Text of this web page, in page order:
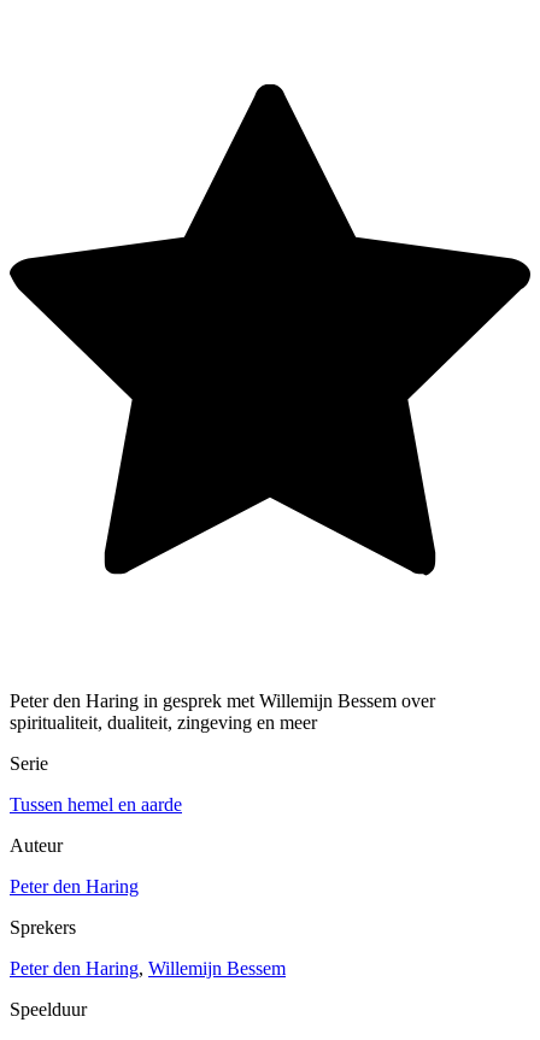
Peter den Haring in gesprek met Willemijn Bessem over
spiritualiteit, dualiteit, zingeving en meer
Serie
Tussen hemel en aarde
Auteur
Peter den Haring
Sprekers
Peter den Haring, Willemijn Bessem
Speelduur